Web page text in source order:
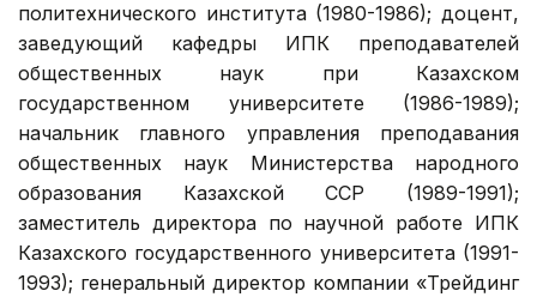
политехнического института (1980-1986); доцент,
заведующий кафедры ИПК преподавателей
общественных наук при Казахском
государственном университете (1986-1989);
начальник главного управления преподавания
общественных наук Министерства народного
образования Казахской ССР (1989-1991);
заместитель директора по научной работе ИПК
Казахского государственного университета (1991-
1993); генеральный директор компании «Трейдинг